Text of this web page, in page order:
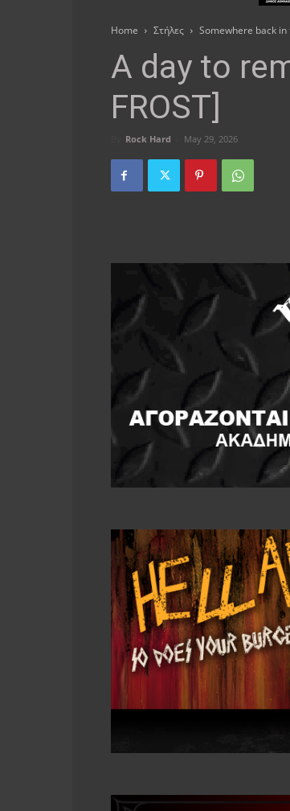
Home Στήλες Somewhere back in
A day to
FROST]
Rock Hard May 29, 2026